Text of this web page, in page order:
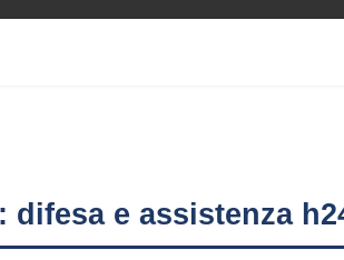
e assistenza